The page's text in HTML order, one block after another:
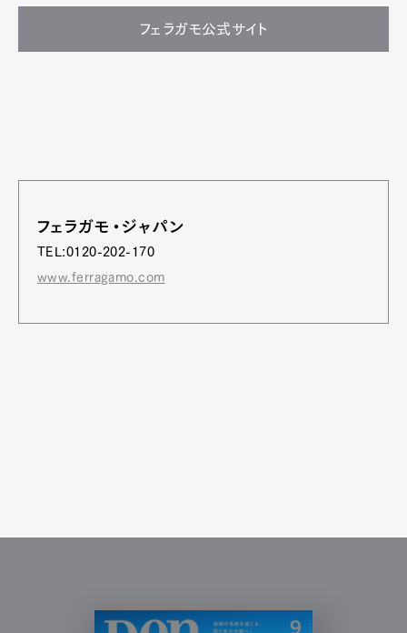
フェラガモ公式サイト
フェラガモ・ジャパン
TEL:0120-202-170
www.ferragamo.com